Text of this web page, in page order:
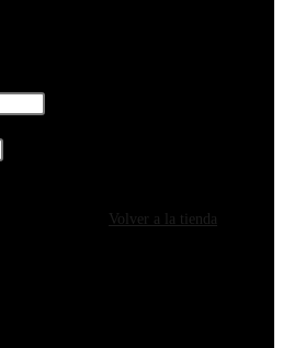
Volver a la tienda